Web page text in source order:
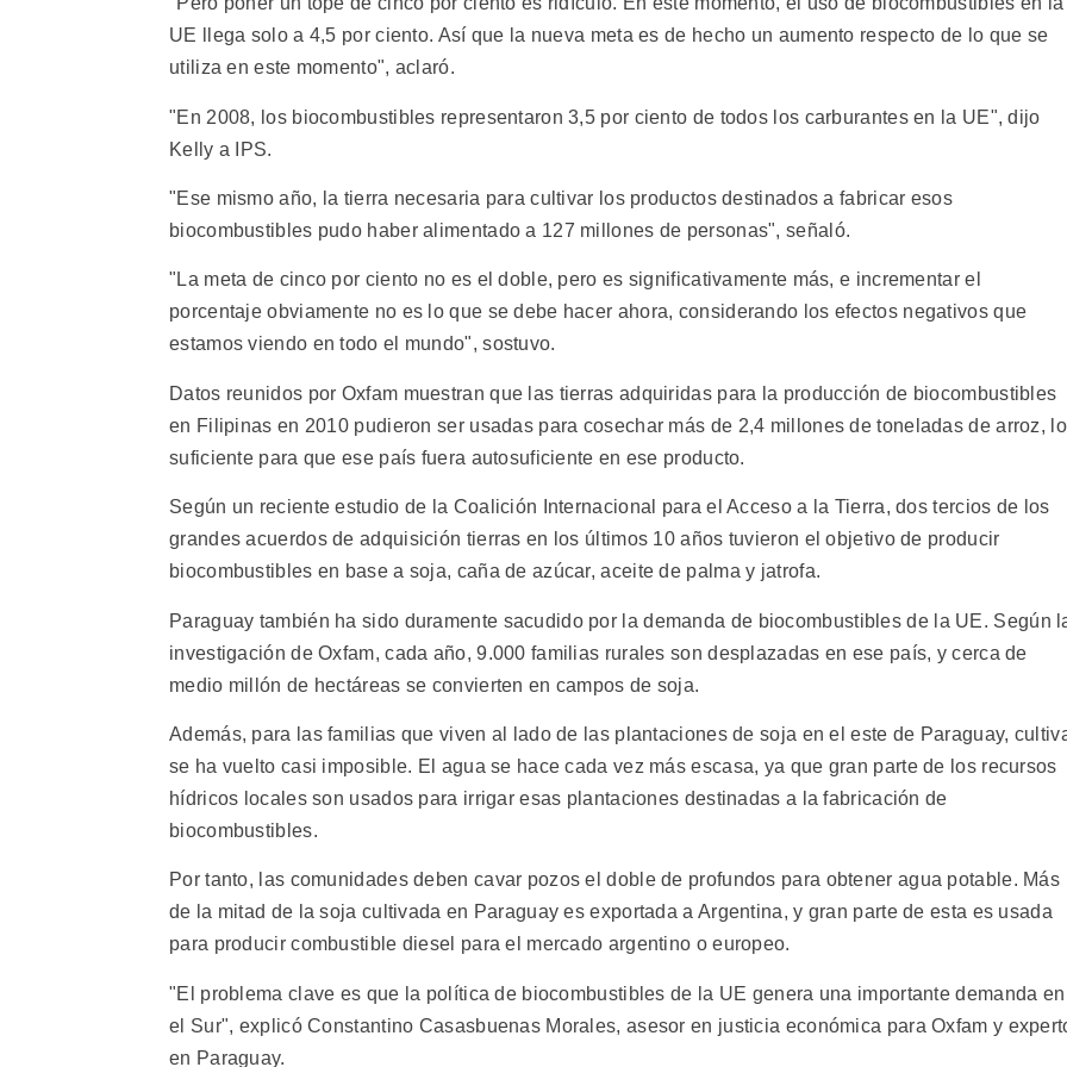
UE llega solo a 4,5 por ciento. Así que la nueva meta es de hecho un aumento respecto de lo que se
utiliza en este momento", aclaró.
"En 2008, los biocombustibles representaron 3,5 por ciento de todos los carburantes en la UE", dijo
Kelly a IPS.
"Ese mismo año, la tierra necesaria para cultivar los productos destinados a fabricar esos
biocombustibles pudo haber alimentado a 127 millones de personas", señaló.
"La meta de cinco por ciento no es el doble, pero es significativamente más, e incrementar el
porcentaje obviamente no es lo que se debe hacer ahora, considerando los efectos negativos que
estamos viendo en todo el mundo", sostuvo.
Datos reunidos por Oxfam muestran que las tierras adquiridas para la producción de biocombustibles
en Filipinas en 2010 pudieron ser usadas para cosechar más de 2,4 millones de toneladas de arroz, lo
suficiente para que ese país fuera autosuficiente en ese producto.
Según un reciente estudio de la Coalición Internacional para el Acceso a la Tierra, dos tercios de los
grandes acuerdos de adquisición tierras en los últimos 10 años tuvieron el objetivo de producir
biocombustibles en base a soja, caña de azúcar, aceite de palma y jatrofa.
Paraguay también ha sido duramente sacudido por la demanda de biocombustibles de la UE. Según
investigación de Oxfam, cada año, 9.000 familias rurales son desplazadas en ese país, y cerca de
medio millón de hectáreas se convierten en campos de soja.
Además, para las familias que viven al lado de las plantaciones de soja en el este de Paraguay,
se ha vuelto casi imposible. El agua se hace cada vez más escasa, ya que gran parte de los recursos
hídricos locales son usados para irrigar esas plantaciones destinadas a la fabricación de
biocombustibles.
Por tanto, las comunidades deben cavar pozos el doble de profundos para obtener agua potable. Más
de la mitad de la soja cultivada en Paraguay es exportada a Argentina, y gran parte de esta es usada
para producir combustible diesel para el mercado argentino o europeo.
"El problema clave es que la política de biocombustibles de la UE genera una importante demanda en
el Sur", explicó Constantino Casasbuenas Morales, asesor en justicia económica para Oxfam y
en Paraguay.